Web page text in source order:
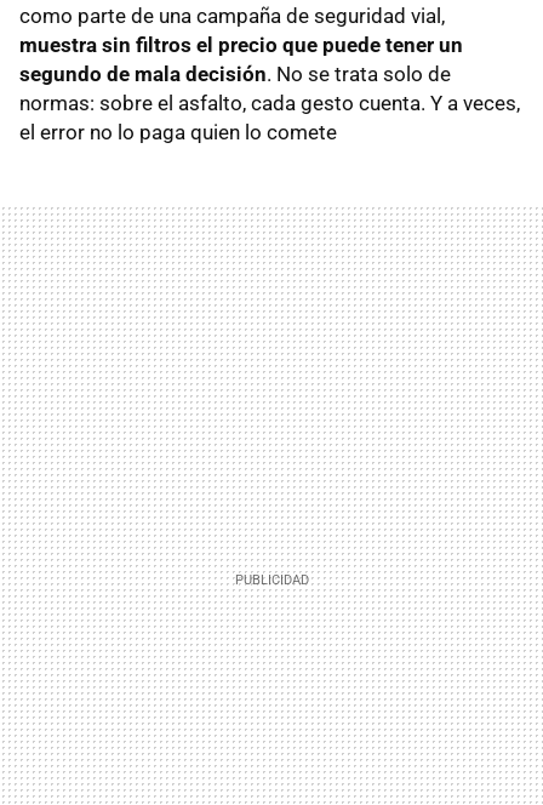
como parte de una campaña de seguridad vial,
muestra sin filtros el precio que puede tener un
segundo de mala decisión. No se trata solo de
normas: sobre el asfalto, cada gesto cuenta. Y a veces,
el error no lo paga quien lo comete